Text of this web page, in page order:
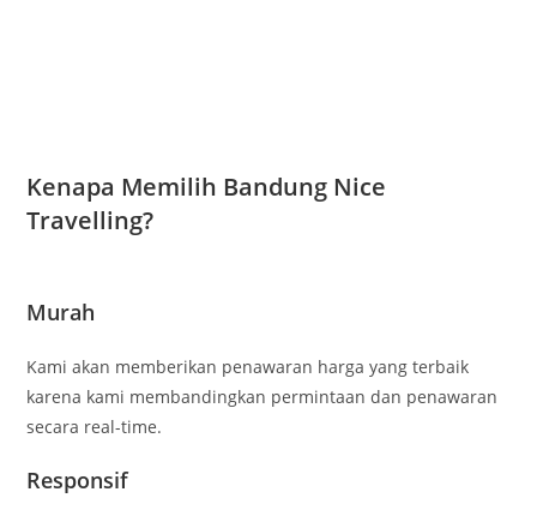
Kenapa Memilih Bandung Nice
Travelling?
Murah
Kami akan memberikan penawaran harga yang terbaik
karena kami membandingkan permintaan dan penawaran
secara real-time.
Responsif